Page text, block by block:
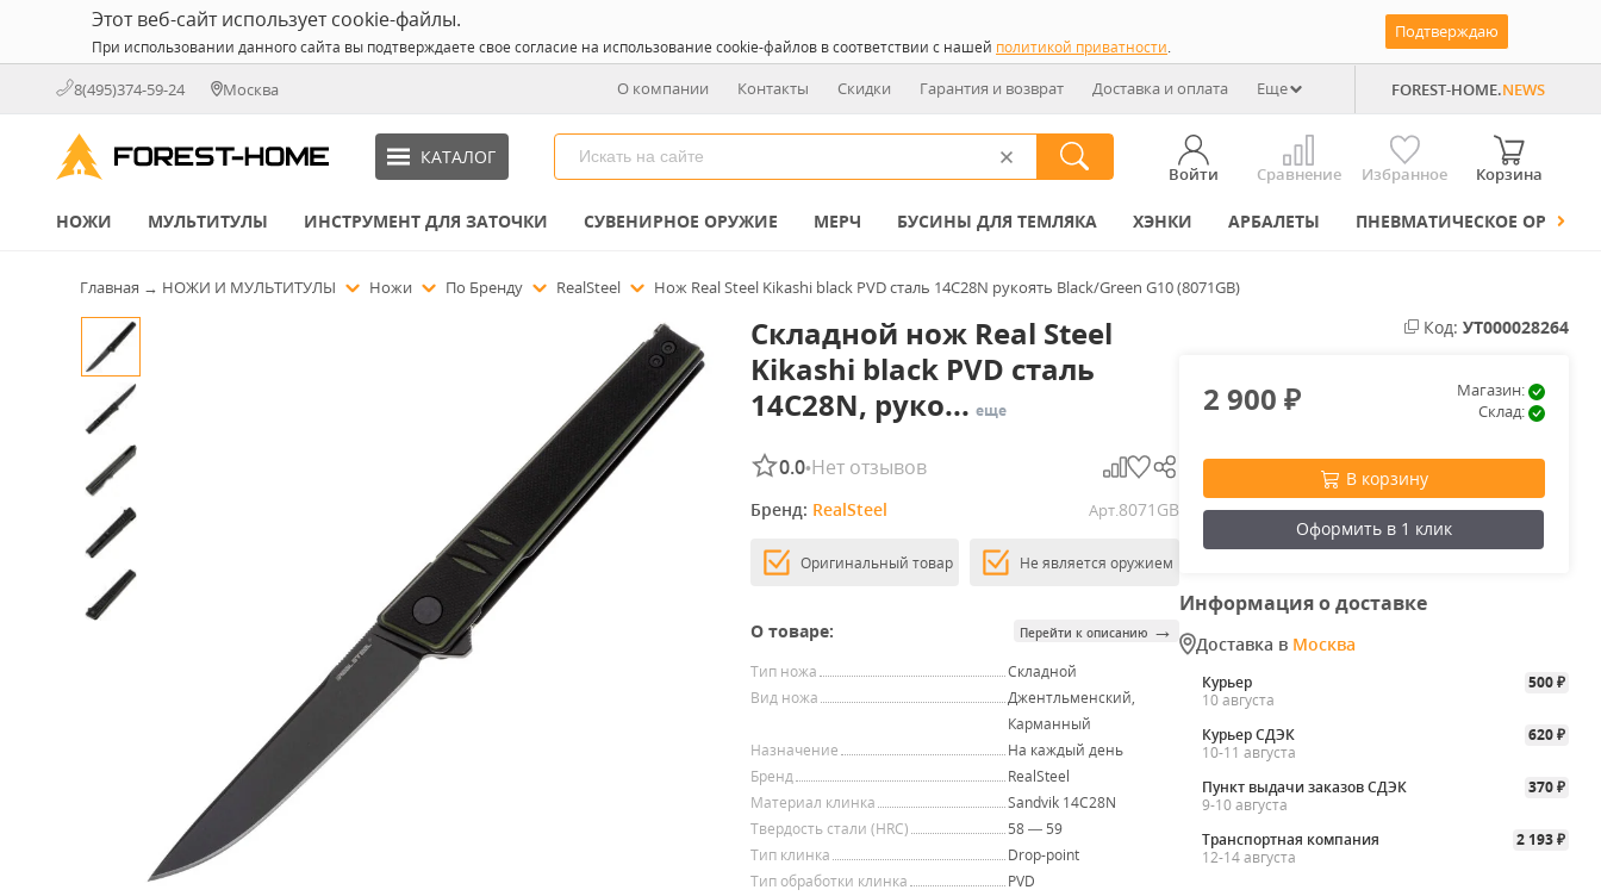
Этот веб-сайт использует cookie-файлы.
При использовании данного сайта вы подтверждаете свое согласие на использование cookie-файлов в соответствии с нашей политикой приватности.
Подтверждаю
8(495)374-59-24 Москва О компании Контакты Скидки Гарантия и возврат Доставка и оплата Еще FOREST-HOME.NEWS
КАТАЛОГ
Войти Сравнение Избранное Корзина
НОЖИ МУЛЬТИТУЛЫ ИНСТРУМЕНТ ДЛЯ ЗАТОЧКИ СУВЕНИРНОЕ ОРУЖИЕ МЕРЧ БУСИНЫ ДЛЯ ТЕМЛЯКА ХЭНКИ АРБАЛЕТЫ ПНЕВМАТИЧЕСКОЕ ОРУЖИЕ
Главная → НОЖИ И МУЛЬТИТУЛЫ Ножи По Бренду RealSteel Нож Real Steel Kikashi black PVD сталь 14C28N рукоять Black/Green G10 (8071GB)
Складной нож Real Steel
Kikashi black PVD сталь
14C28N, руко... еще
0.0•Нет отзывов
Бренд: RealSteel Арт.8071GB
Оригинальный товар Не является оружием
О товаре: Перейти к описанию →
Тип ножа
Складной
Вид ножа
Джентльменский,
Карманный
Назначение
На каждый день
Бренд
RealSteel
Материал клинка
Sandvik 14C28N
Твердость стали (HRC)
58 — 59
Тип клинка
Drop-point
Тип обработки клинка
PVD
Код: УТ000028264
2 900₽
Магазин:
Склад:
В корзину
Оформить в 1 клик
Информация о доставке
Доставка в Москва
Курьер 500 ₽
10 августа
Курьер СДЭК
620 ₽
10-11 августа
Пункт выдачи заказов СДЭК
370 ₽
9-10 августа
Транспортная компания
2 193 ₽
12-14 августа